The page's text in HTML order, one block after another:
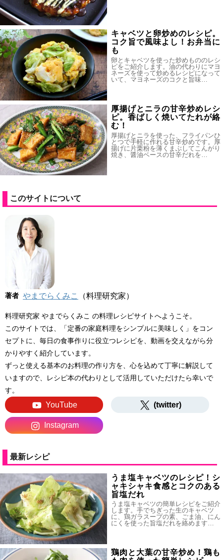
キャベツと卵炒めのレシピ。
コク旨で風味よし！お弁当に
も
卵とキャベツを使った炒めもののレシ
ピをご紹介します。油の代わりにマヨ
ネーズを使って炒めるレシピになって
いて、マヨネーズのコクと旨味…
厚揚げとニラの甘辛炒めレシ
ピ。香ばしく焼いてたれが絡
む！
厚揚げとニラを使った、フライパンひ
とつで手軽に作れる甘辛炒めです。厚
揚げに片栗粉を薄くまぶしてこんがり
焼き、醤油ベースの甘辛だれを…
このサイトについて
著者 やまでらくみこ （料理研究家）
料理研究家 やまでらくみこ の料理レシピサイトへようこそ。
このサイトでは、「定番の家庭料理をシンプルに美味しく」をコン
セプトに、毎日の食事作りに役立つレシピを、動画を交えながら分
かりやすく紹介しています。
ずっと使える基本のお料理の作り方を、心を込めて丁寧に解説して
いますので、レシピ本の代わりとして活用していただけたら幸いで
す。
YouTube (twitter)
Instagram
最新レシピ
うま塩キャベツのレシピ！シ
ャキシャキ食感とコクのある
旨塩だれ
うま塩キャベツの簡単レシピをご紹介
します。手でちぎった生のキャベツ
に、鶏ガラスープの素、ごま油、にん
にくを使った旨塩だれを絡めます…
鶏肉と大葉の甘辛炒め！鶏も